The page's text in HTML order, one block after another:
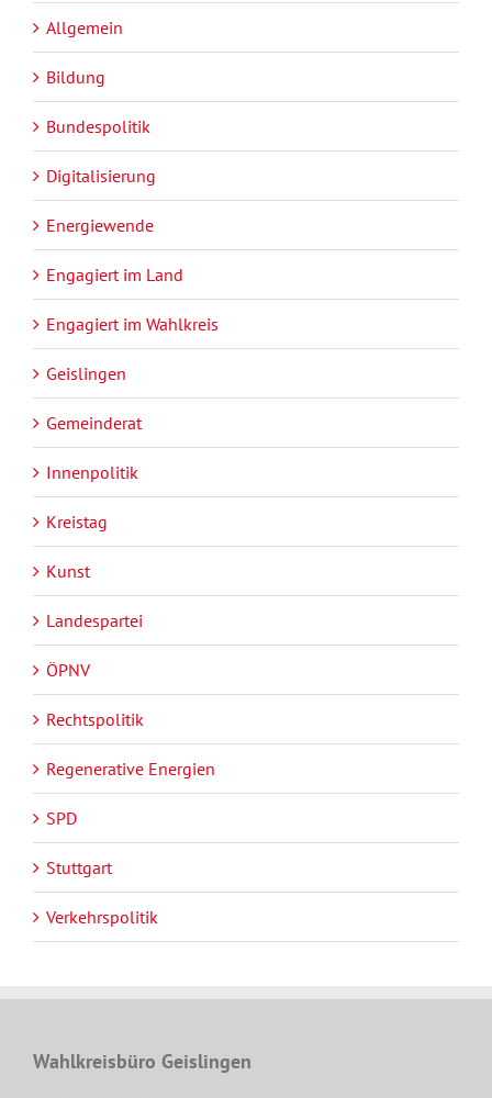
Allgemein
Bildung
Bundespolitik
Digitalisierung
Energiewende
Engagiert im Land
Engagiert im Wahlkreis
Geislingen
Gemeinderat
Innenpolitik
Kreistag
Kunst
Landespartei
ÖPNV
Rechtspolitik
Regenerative Energien
SPD
Stuttgart
Verkehrspolitik
Wahlkreisbüro Geislingen